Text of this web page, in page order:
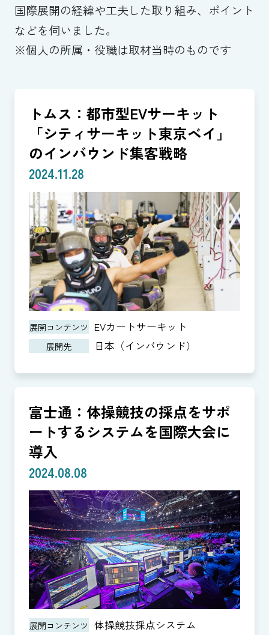
国際展開の経緯や工夫した取り組み、ポイント
などを伺いました。
※個人の所属・役職は取材当時のものです
トムス：都市型EVサーキット
「シティサーキット東京ベイ」
のインバウンド集客戦略
2024.11.28
展開コンテンツ EVカートサーキット
展開先 日本（インバウンド）
富士通：体操競技の採点をサポ
ートするシステムを国際大会に
導入
2024.08.08
展開コンテンツ 体操競技採点システム